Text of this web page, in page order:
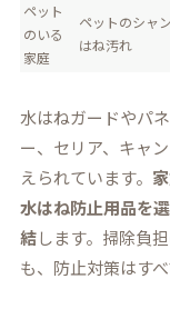
ペット
のいる
家庭
ペットのシャ
はね汚れ
水はねガードやパ
ー、セリア、キャ
えられています。
水はね防止用品を
結します。掃除負
も、防止対策はす